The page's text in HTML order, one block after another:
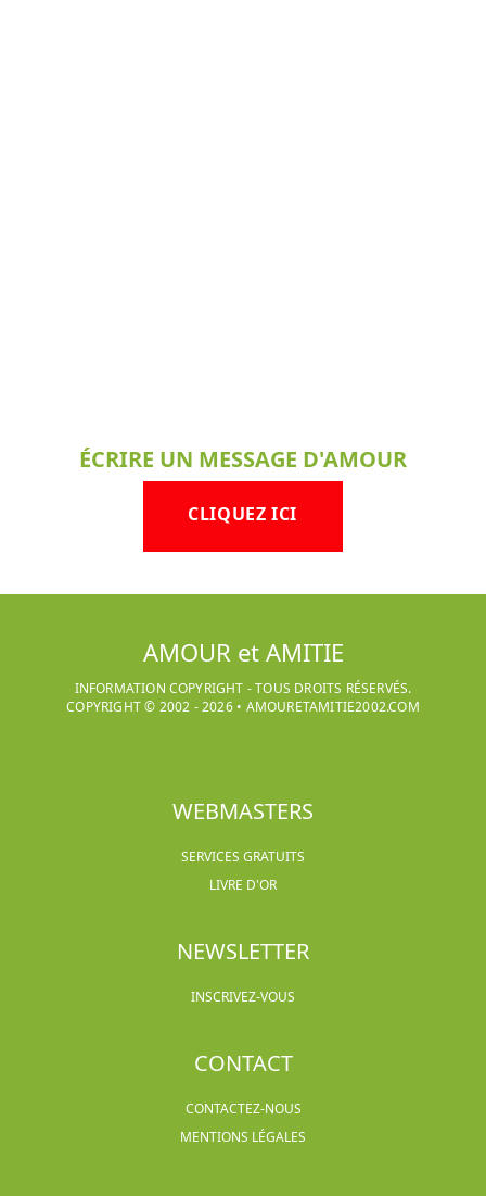
ÉCRIRE UN MESSAGE D'AMOUR
CLIQUEZ ICI
AMOUR et AMITIE
INFORMATION COPYRIGHT - TOUS DROITS RÉSERVÉS.
COPYRIGHT © 2002 -2026• AMOURETAMITIE2002.COM
WEBMASTERS
SERVICES GRATUITS
LIVRE D'OR
NEWSLETTER
INSCRIVEZ-VOUS
CONTACT
CONTACTEZ-NOUS
MENTIONS LÉGALES